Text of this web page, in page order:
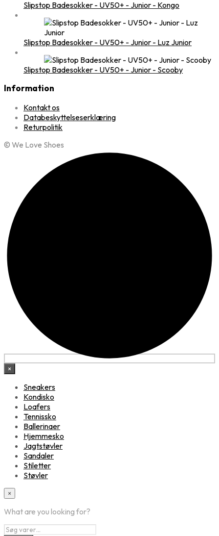
Slipstop Badesokker - UV50+ - Junior - Kongo
Slipstop Badesokker - UV50+ - Junior - Luz Junior
Slipstop Badesokker - UV50+ - Junior - Scooby
Information
Kontakt os
Databeskyttelseserklæring
Returpolitik
© We Love Shoes
×
Sneakers
Kondisko
Loafers
Tennissko
Ballerinaer
Hjemmesko
Jagtstøvler
Sandaler
Stiletter
Støvler
×
What are you looking for?